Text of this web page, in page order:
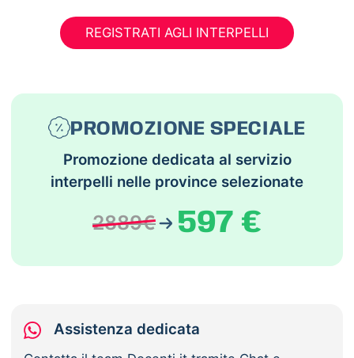
REGISTRATI AGLI INTERPELLI
PROMOZIONE SPECIALE
Promozione dedicata al servizio
interpelli nelle province selezionate
2889€ 597 €
Assistenza dedicata